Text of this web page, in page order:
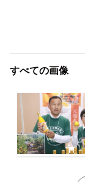
すべての画像